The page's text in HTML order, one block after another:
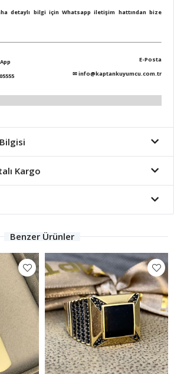
detaylı bilgi için Whatsapp iletişim hattından bize
E-Posta
✉info@kaptankuyumcu.com.tr
Kargo
Benzer Ürünler